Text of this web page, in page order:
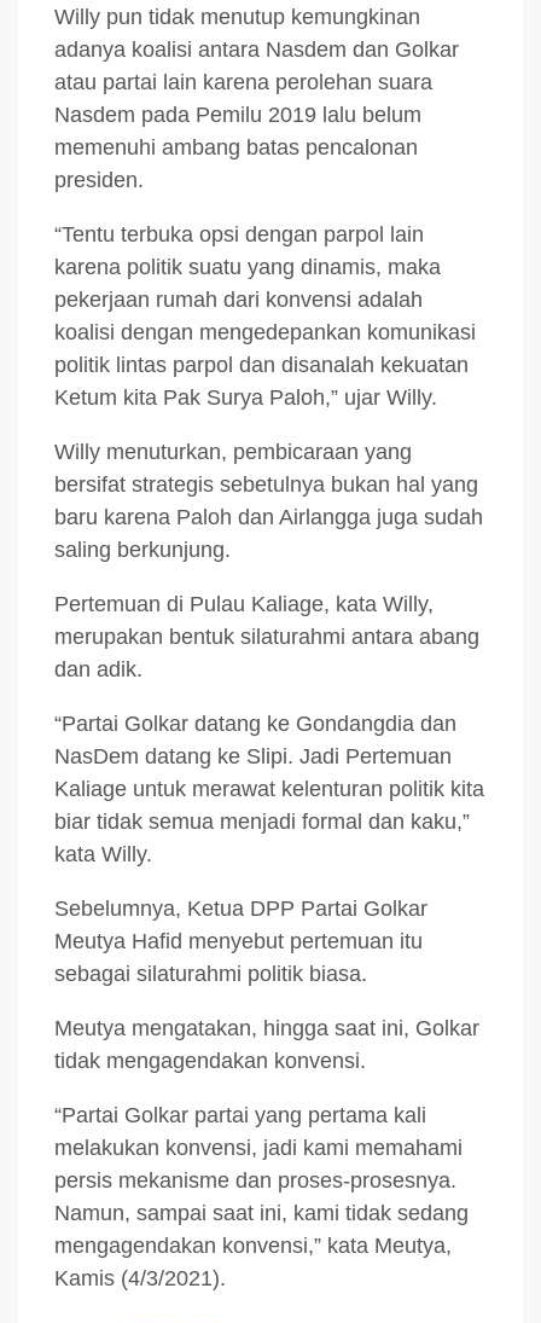
Willy pun tidak menutup kemungkinan
adanya koalisi antara Nasdem dan Golkar
atau partai lain karena perolehan suara
Nasdem pada Pemilu 2019 lalu belum
memenuhi ambang batas pencalonan
presiden.
“Tentu terbuka opsi dengan parpol lain
karena politik suatu yang dinamis, maka
pekerjaan rumah dari konvensi adalah
koalisi dengan mengedepankan komunikasi
politik lintas parpol dan disanalah kekuatan
Ketum kita Pak Surya Paloh,” ujar Willy.
Willy menuturkan, pembicaraan yang
bersifat strategis sebetulnya bukan hal yang
baru karena Paloh dan Airlangga juga sudah
saling berkunjung.
Pertemuan di Pulau Kaliage, kata Willy,
merupakan bentuk silaturahmi antara abang
dan adik.
“Partai Golkar datang ke Gondangdia dan
NasDem datang ke Slipi. Jadi Pertemuan
Kaliage untuk merawat kelenturan politik kita
biar tidak semua menjadi formal dan kaku,”
kata Willy.
Sebelumnya, Ketua DPP Partai Golkar
Meutya Hafid menyebut pertemuan itu
sebagai silaturahmi politik biasa.
Meutya mengatakan, hingga saat ini, Golkar
tidak mengagendakan konvensi.
“Partai Golkar partai yang pertama kali
melakukan konvensi, jadi kami memahami
persis mekanisme dan proses-prosesnya.
Namun, sampai saat ini, kami tidak sedang
mengagendakan konvensi,” kata Meutya,
Kamis (4/3/2021).